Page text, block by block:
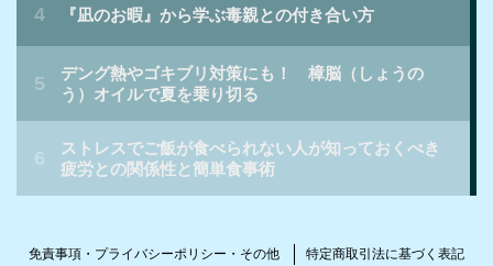
免責事項・プライバシーポリシー・その他 特定商取引法に基づく表記